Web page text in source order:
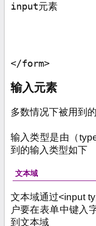
input元素
</form>
输入元素
多数情况下被用到
输入类型是由（
到的输入类型如下
文本域
文本域通过<input
户要在表单中键入
到文本域